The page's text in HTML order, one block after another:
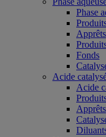
Phase
Apprêts
Fonds
Acide
Acide
Apprêts